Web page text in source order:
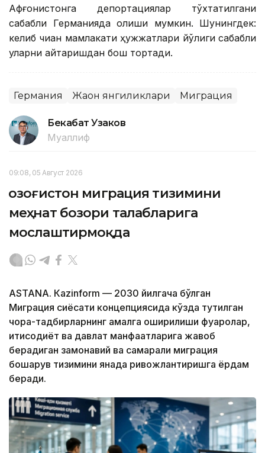
Афғонистонга депортациялар тўхтатилгани
сабабли Германияда қолиши мумкин. Шунингдек:
келиб чиққан мамлакати ҳужжатлари йўқлиги сабабли
уларни қайтаришдан бош тортади.
Германия Жаҳон янгиликлари Миграция
Бекабат Узаков
Муаллиф
09:08, 05 Август 2026
Қозоғистон миграция тизимини
меҳнат бозори талабларига
мослаштирмоқда
ASTANА. Кazinform — 2030 йилгача бўлган
Миграция сиёсати концепциясида кўзда тутилган
чора-тадбирларнинг амалга оширилиши фуқаролар,
иқтисодиёт ва давлат манфаатларига жавоб
берадиган замонавий ва самарали миграция
бошқарув тизимини янада ривожлантиришга ёрдам
беради.